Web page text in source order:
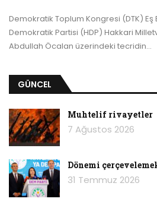
Demokratik Toplum Kongresi (DTK) Eş
Demokratik Partisi (HDP) Hakkari
Abdullah Öcalan üzerindeki tecridin…
GÜNCEL
Muhtelif rivayetler
7 Ağustos 2026
Dönemi
31 Temmuz 2026